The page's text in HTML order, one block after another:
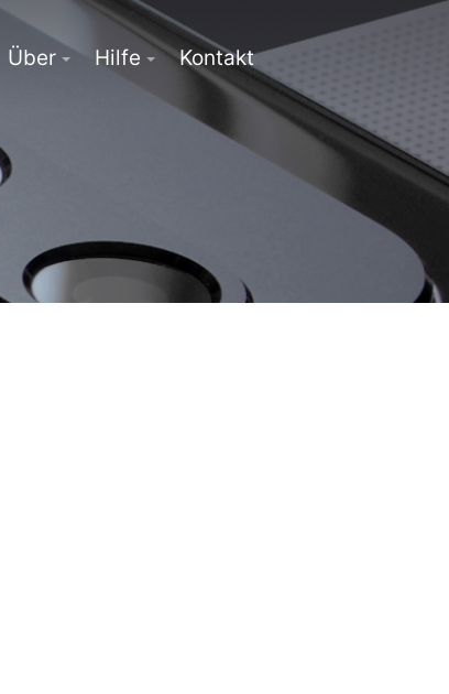
Über Hilfe
Kontakt